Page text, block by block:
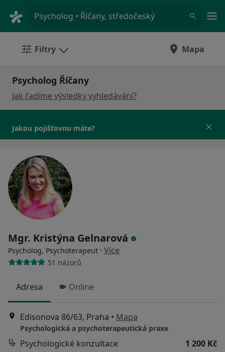
Psycholog • Říčany, středočeský
Filtry Mapa
Psycholog Říčany
Jak řadíme výsledky vyhledávání?
Jakou pojišťovnu máte?
Mgr. Kristýna Gelnarová
Psycholog, Psychoterapeut · Více
51 názorů
Adresa Online
Edisonova 86/63, Praha • Mapa
Psychologická a psychoterapeutická praxe
Psychologické konzultace
1 200 Kč